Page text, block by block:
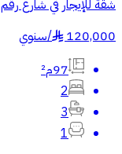
شقة للإيجار في شارع رقم 455, حي الملقا, مدينة الرياض, منطقة الرياض
120,000
§
/سنوي
97م²
2
3
1